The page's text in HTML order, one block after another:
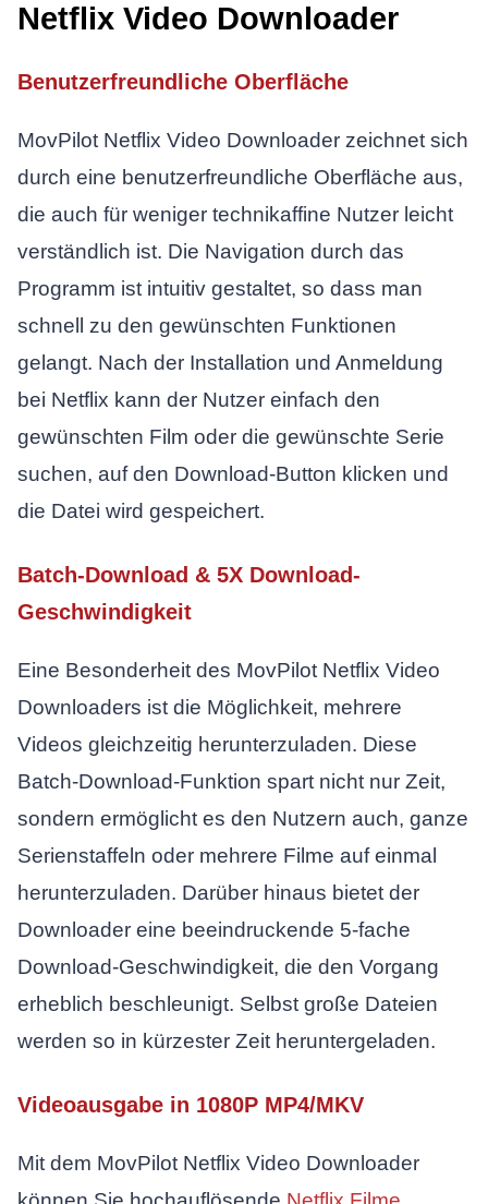
Netflix Video Downloader
Benutzerfreundliche Oberfläche
MovPilot Netflix Video Downloader zeichnet sich
durch eine benutzerfreundliche Oberfläche aus,
die auch für weniger technikaffine Nutzer leicht
verständlich ist. Die Navigation durch das
Programm ist intuitiv gestaltet, so dass man
schnell zu den gewünschten Funktionen
gelangt. Nach der Installation und Anmeldung
bei Netflix kann der Nutzer einfach den
gewünschten Film oder die gewünschte Serie
suchen, auf den Download-Button klicken und
die Datei wird gespeichert.
Batch-Download & 5X Download-
Geschwindigkeit
Eine Besonderheit des MovPilot Netflix Video
Downloaders ist die Möglichkeit, mehrere
Videos gleichzeitig herunterzuladen. Diese
Batch-Download-Funktion spart nicht nur Zeit,
sondern ermöglicht es den Nutzern auch, ganze
Serienstaffeln oder mehrere Filme auf einmal
herunterzuladen. Darüber hinaus bietet der
Downloader eine beeindruckende 5-fache
Download-Geschwindigkeit, die den Vorgang
erheblich beschleunigt. Selbst große Dateien
werden so in kürzester Zeit heruntergeladen.
Videoausgabe in 1080P MP4/MKV
Mit dem MovPilot Netflix Video Downloader